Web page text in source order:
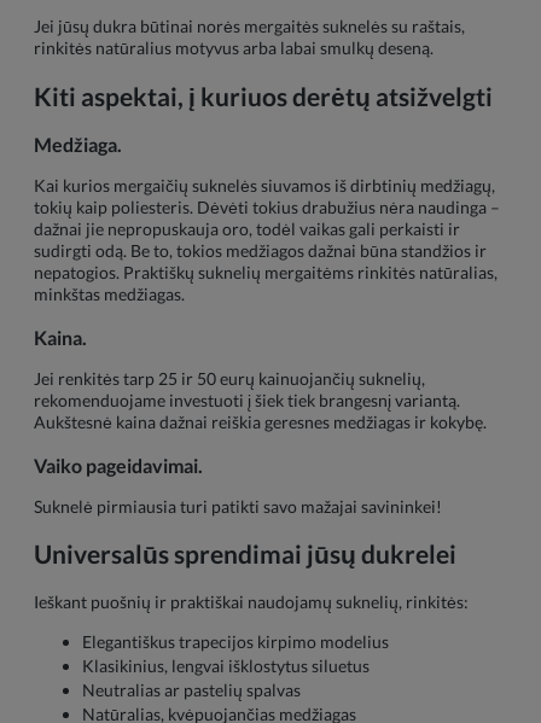
Jei jūsų dukra būtinai norės mergaitės suknelės su raštais,
rinkitės natūralius motyvus arba labai smulkų deseną.
Kiti aspektai, į kuriuos derėtų atsižvelgti
Medžiaga.
Kai kurios mergaičių suknelės siuvamos iš dirbtinių medžiagų,
tokių kaip poliesteris. Dėvėti tokius drabužius nėra naudinga –
dažnai jie nepropuskauja oro, todėl vaikas gali perkaisti ir
sudirgti odą. Be to, tokios medžiagos dažnai būna standžios ir
nepatogios. Praktiškų suknelių mergaitėms rinkitės natūralias,
minkštas medžiagas.
Kaina.
Jei renkitės tarp 25 ir 50 eurų kainuojančių suknelių,
rekomenduojame investuoti į šiek tiek brangesnį variantą.
Aukštesnė kaina dažnai reiškia geresnes medžiagas ir kokybę.
Vaiko pageidavimai.
Suknelė pirmiausia turi patikti savo mažajai savininkei!
Universalūs sprendimai jūsų dukrelei
Ieškant puošnių ir praktiškai naudojamų suknelių, rinkitės:
Elegantiškus trapecijos kirpimo modelius
Klasikinius, lengvai išklostytus siluetus
Neutralias ar pastelių spalvas
Natūralias, kvėpuojančias medžiagas